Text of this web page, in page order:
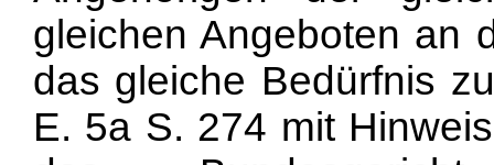
gleichen Angeboten an
das gleiche Bedürfnis
E. 5a S. 274 mit